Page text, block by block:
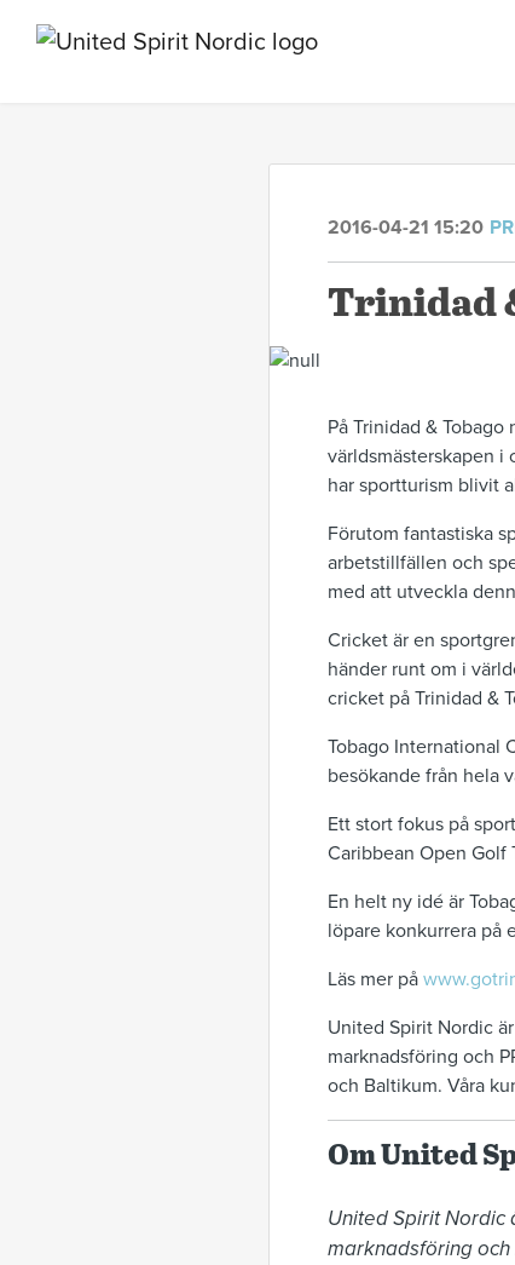
2016-04-21 15:20
Trinidad
På Trinidad &
världsmästerskapen i
har sportturism blivit
Förutom fantastiska
arbetstillfällen och
med att utveckla
Cricket är en
händer runt om i
cricket på Trinidad &
Tobago International
besökande från hela
Ett stort fokus på
Caribbean Open Golf
En helt ny idé är
löpare konkurrera på
Läs mer på
United Spirit Nordic
marknadsföring och
och Baltikum. Våra
Om United
United Spirit Nordic
marknadsföring och